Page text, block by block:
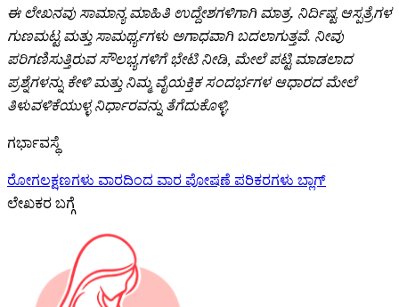
ಈ ಲೇಖನವು ಸಾಮಾನ್ಯ ಮಾಹಿತಿ ಉದ್ದೇಶಗಳಿಗಾಗಿ ಮಾತ್ರ. ನಿರ್ದಿಷ್ಟ ಆಸ್ಪತ್ರೆಗಳ
ಗುಣಮಟ್ಟ ಮತ್ತು ಸಾಮರ್ಥ್ಯಗಳು ಅಗಾಧವಾಗಿ ಬದಲಾಗುತ್ತವೆ. ನೀವು
ಪರಿಗಣಿಸುತ್ತಿರುವ ಸೌಲಭ್ಯಗಳಿಗೆ ಭೇಟಿ ನೀಡಿ, ಮೇಲೆ ಪಟ್ಟಿ ಮಾಡಲಾದ
ಪ್ರಶ್ನೆಗಳನ್ನು ಕೇಳಿ ಮತ್ತು ನಿಮ್ಮ ವೈಯಕ್ತಿಕ ಸಂದರ್ಭಗಳ ಆಧಾರದ ಮೇಲೆ
ತಿಳುವಳಿಕೆಯುಳ್ಳ ನಿರ್ಧಾರವನ್ನು ತೆಗೆದುಕೊಳ್ಳಿ.
ಗರ್ಭಾವಸ್ಥೆ
ರೋಗಲಕ್ಷಣಗಳು ವಾರದಿಂದ ವಾರ ಪೋಷಣೆ ಪರಿಕರಗಳು ಬ್ಲಾಗ್
ಲೇಖಕರ ಬಗ್ಗೆ